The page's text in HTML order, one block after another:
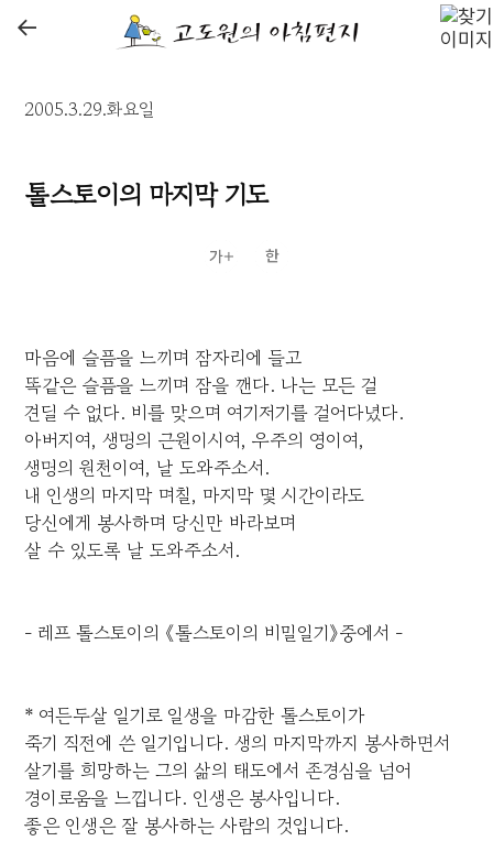
←
2005.3.29.화요일
톨스토이의 마지막 기도
마음에 슬픔을 느끼며 잠자리에 들고
똑같은 슬픔을 느끼며 잠을 깬다. 나는 모든 걸
견딜 수 없다. 비를 맞으며 여기저기를 걸어다녔다.
아버지여, 생명의 근원이시여, 우주의 영이여,
생명의 원천이여, 날 도와주소서.
내 인생의 마지막 며칠, 마지막 몇 시간이라도
당신에게 봉사하며 당신만 바라보며
살 수 있도록 날 도와주소서.
- 레프 톨스토이의 《톨스토이의 비밀일기》중에서 -
* 여든두살 일기로 일생을 마감한 톨스토이가
죽기 직전에 쓴 일기입니다. 생의 마지막까지 봉사하면서
살기를 희망하는 그의 삶의 태도에서 존경심을 넘어
경이로움을 느낍니다. 인생은 봉사입니다.
좋은 인생은 잘 봉사하는 사람의 것입니다.